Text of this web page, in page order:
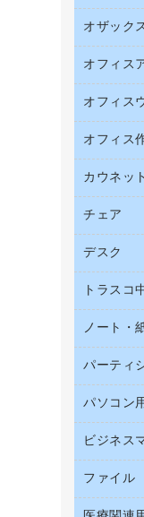
トナ
ファ
プリ
リサ
互換
コピー
その
ハガ
ファ
ラベ
ワー
帳票
オフィ
オザック
店舗
オフィス
イン
オフ
オフィス
アウ
ブラ
医療
オフィス
ペッ
結束
工場用
梱包用
作業
作業
倉庫収
防災用
養生
カウネッ
カウ
チェア
オフ
ミー
応接
デスク
カウン
デスク
ミー
トラスコ
建築
ノート・
ノート
バイ
ルー
各種
額縁
パーティ
パー
ホワ
パソコン
ＨＤ
ＬＡ
ＯＡ
ビジネス
ＵＳＢ
イン
ファイル